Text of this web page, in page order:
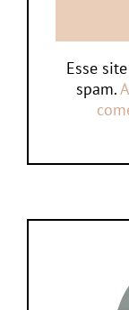
Esse
spam.